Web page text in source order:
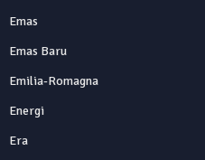
Emas
Emas Baru
Emilia-Romagna
Energi
Era